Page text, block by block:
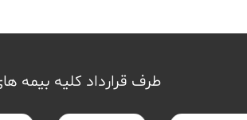
طرف قرارداد کلیه بیمه